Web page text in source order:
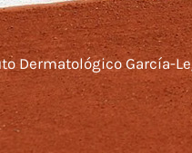
Dermatológico García-